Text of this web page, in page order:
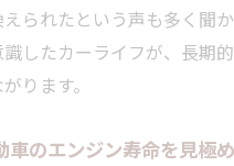
えられたという声も多く聞
識したカーライフが、長期
ります。
車のエンジン寿命を見極